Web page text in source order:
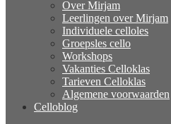
Over Mirjam
Leerlingen over Mirjam
Individuele celloles
Groepsles cello
Workshops
Vakanties Celloklas
Tarieven Celloklas
Algemene voorwaarden
Celloblog